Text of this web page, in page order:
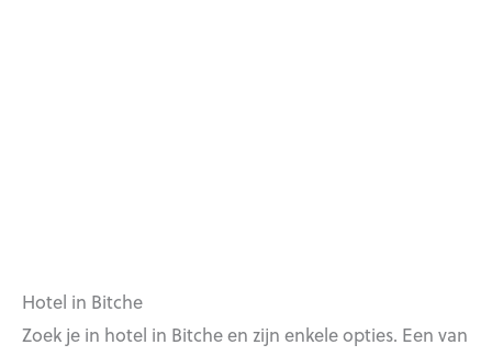
Hotel in Bitche
Zoek je in hotel in Bitche en zijn enkele opties. Een van